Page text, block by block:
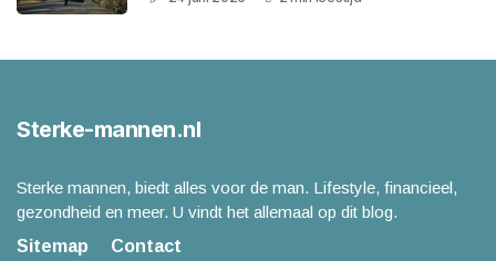
Sterke-mannen.nl
Sterke mannen, biedt alles voor de man. Lifestyle, financieel,
gezondheid en meer. U vindt het allemaal op dit blog.
Sitemap
Contact